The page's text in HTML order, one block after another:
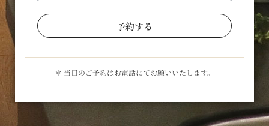
予約する
＊ 当日のご予約はお電話にてお願いいたします。